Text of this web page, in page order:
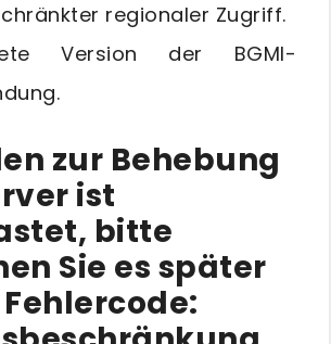
regionaler Zugriff.
Version der BGMI-
zur Behebung
ist
bitte
Sie es später